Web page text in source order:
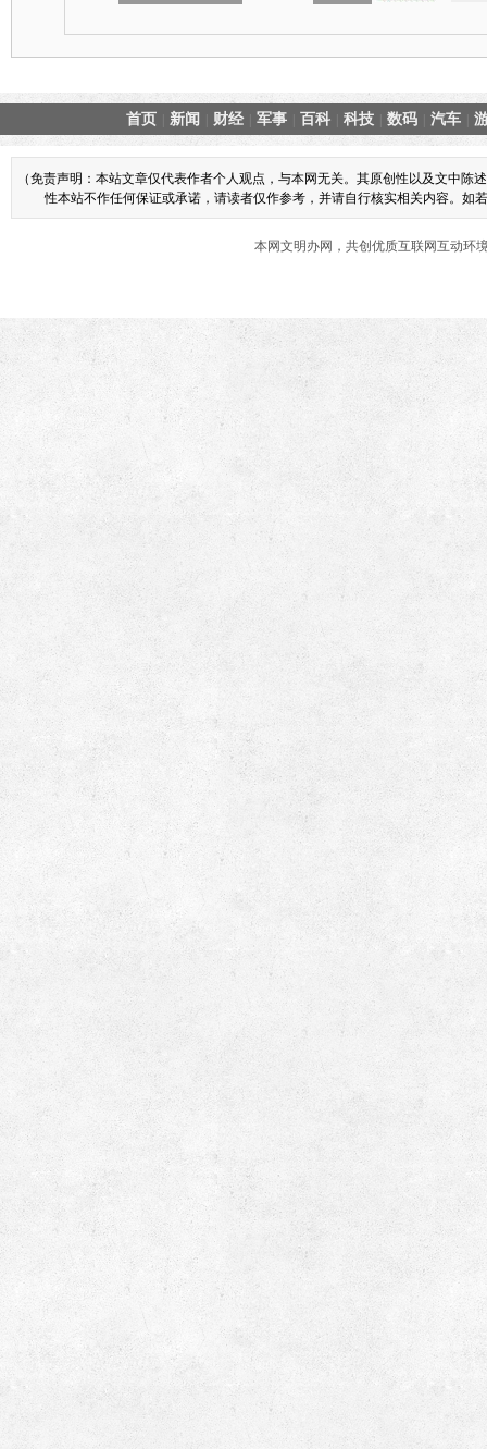
首页 新闻 财经 军事 百科 科技 数码 汽车
（免责声明：本站文章仅代表作者个人观点，与本网无关。其原创性以及文中
性本站不作任何保证或承诺，请读者仅作参考，并请自行核实相关内容。
本网文明办网，共创优质互联网互动